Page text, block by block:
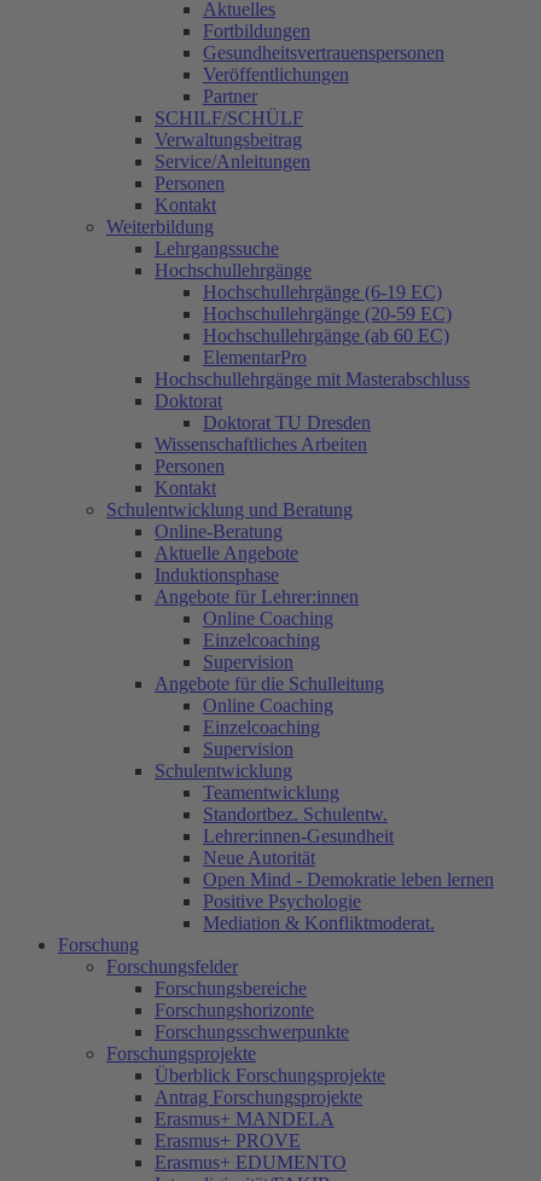
Aktuelles
Fortbildungen
Gesundheitsvertrauenspersonen
Veröffentlichungen
Partner
SCHILF/SCHÜLF
Verwaltungsbeitrag
Service/Anleitungen
Personen
Kontakt
Weiterbildung
Lehrgangssuche
Hochschullehrgänge
Hochschullehrgänge (6-19 EC)
Hochschullehrgänge (20-59 EC)
Hochschullehrgänge (ab 60 EC)
ElementarPro
Hochschullehrgänge mit Masterabschluss
Doktorat
Doktorat TU Dresden
Wissenschaftliches Arbeiten
Personen
Kontakt
Schulentwicklung und Beratung
Online-Beratung
Aktuelle Angebote
Induktionsphase
Angebote für Lehrer:innen
Online Coaching
Einzelcoaching
Supervision
Angebote für die Schulleitung
Online Coaching
Einzelcoaching
Supervision
Schulentwicklung
Teamentwicklung
Standortbez. Schulentw.
Lehrer:innen-Gesundheit
Neue Autorität
Open Mind - Demokratie leben lernen
Positive Psychologie
Mediation & Konfliktmoderat.
Forschung
Forschungsfelder
Forschungsbereiche
Forschungshorizonte
Forschungsschwerpunkte
Forschungsprojekte
Überblick Forschungsprojekte
Antrag Forschungsprojekte
Erasmus+ MANDELA
Erasmus+ PROVE
Erasmus+ EDUMENTO